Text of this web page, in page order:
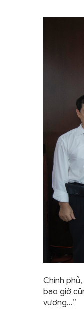
Chính
bao giờ
vượng…”